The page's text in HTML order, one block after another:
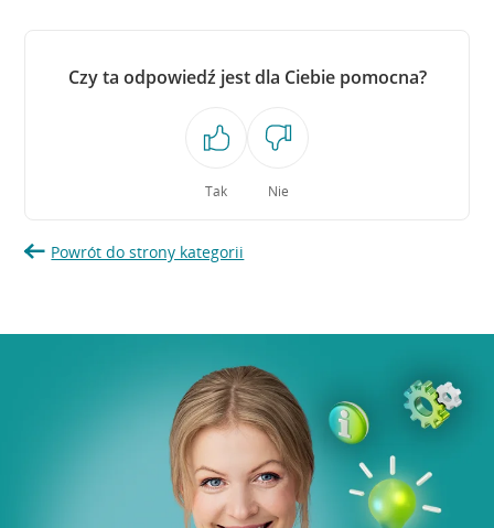
Czy ta odpowiedź jest dla Ciebie pomocna?
Tak Nie
Powrót do strony kategorii